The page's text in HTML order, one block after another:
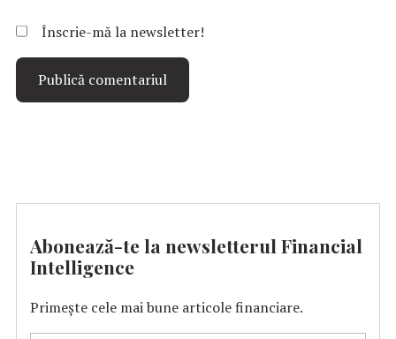
Înscrie-mă la newsletter!
Abonează-te la newsletterul Financial
Intelligence
Primește cele mai bune articole financiare.